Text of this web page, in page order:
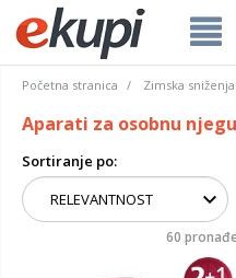
Početna stranica Zimska sniženja
Aparati za osobnu njegu
Sortiranje po:
60